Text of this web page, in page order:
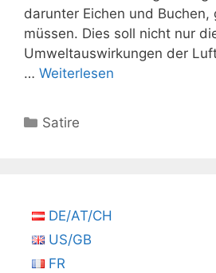
darunter Eichen und
müssen. Dies soll nicht nur
Umweltauswirkungen der
… Weiterlesen
Kategorien
Satire
DE/AT/CH
US/GB
FR